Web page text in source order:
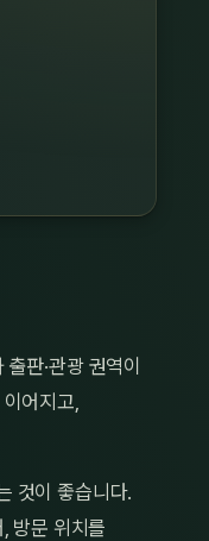
판·관광 권역이
어지고,
것이 좋습니다.
방문 위치를